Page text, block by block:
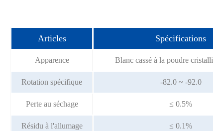
Articles Spécifications
Apparence Blanc cassé à la poudre cristalline
Rotation spécifique -82.0 ~ -92.0
Perte au séchage ≤ 0.5%
Résidu à l'allumage ≤ 0.1%